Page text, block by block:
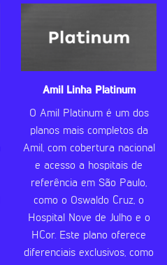
Amil Linha Platinum
O Amil Platinum é um dos
planos mais completos da
Amil, com cobertura nacional
e acesso a hospitais de
referência em São Paulo,
como o Oswaldo Cruz, o
Hospital Nove de Julho e o
HCor. Este plano oferece
diferenciais exclusivos, como